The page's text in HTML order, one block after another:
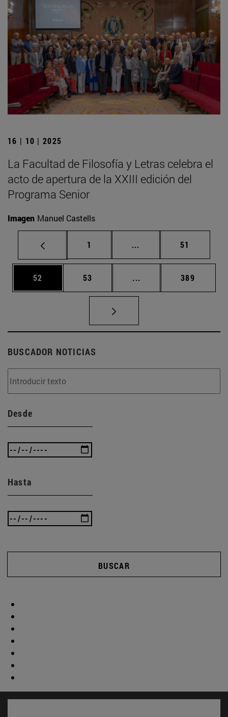
16 | 10 | 2025
La Facultad de Filosofía y Letras celebra el
acto de apertura de la XXIII edición del
Programa Senior
Imagen Manuel Castells
Página
1 ... Páginas intermedias
Página
51
Página
52 Página
53 ... Páginas intermedias
Página
389
BUSCADOR NOTICIAS
Desde
Hasta
BUSCAR